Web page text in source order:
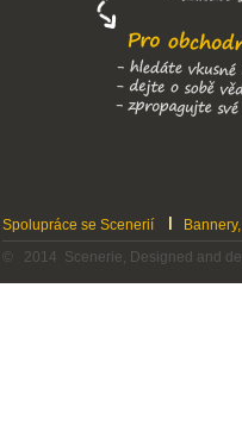
Spolupráce se Scenerií
© 2014 Scenerie, Designed and